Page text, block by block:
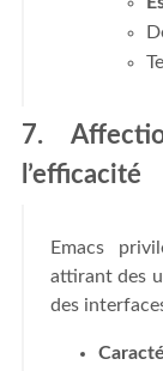
7.
l’efficacité
Emacs
attirant des
des